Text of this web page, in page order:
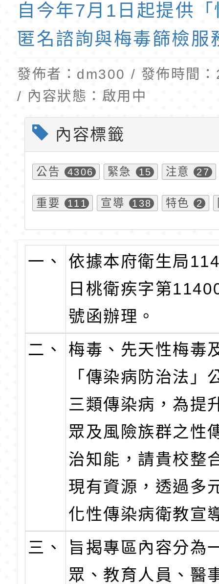
自今年7月1日起提供
匿名諮詢與梅毒篩檢服
發佈者：dm300 / 發佈時間
/ 內容狀態：啟用中
內容標籤
公告 4306 緊急 15 注意 27
重要 111 宣導 138 特色 2
一、
依據本府衛生局
日桃衛疾字第
號函辦理。
二、
梅毒、先天性梅毒
「傳染病防治法」
三類傳染病，為提
眾及風險族群之性
治知能，請貴校整
現有資源，透過多
化性傳染病衛教宣
三、
旨揭專區內容分為
眾、教育人員、醫